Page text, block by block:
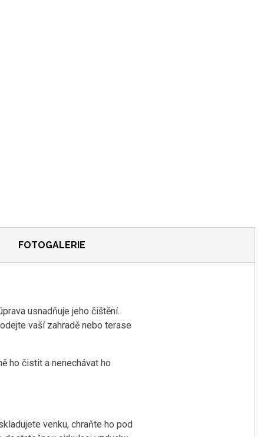
FOTOGALERIE
usnadňuje jeho čištění.
vaší zahradě nebo terase
ho čistit a nenechávat ho
venku, chraňte ho pod